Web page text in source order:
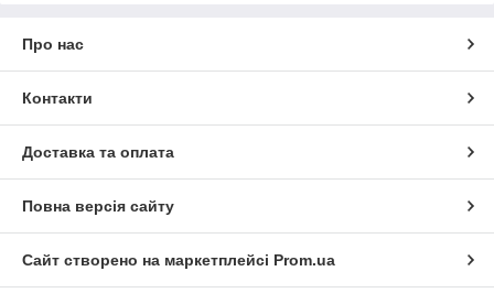
Про нас
Контакти
Доставка та оплата
Повна версія сайту
Сайт створено на маркетплейсі Prom.ua